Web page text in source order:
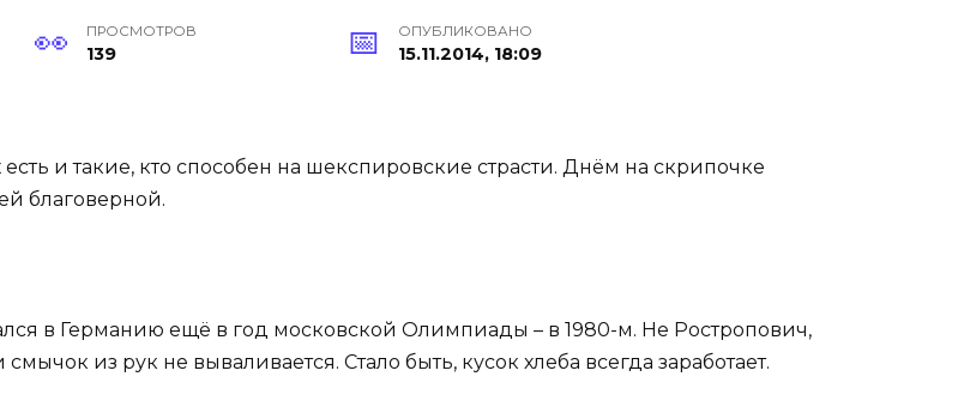
ПРОСМОТРОВ
139
ОПУБЛИКОВАНО
15.11.2014, 18:09
и такие, кто способен на шекспировские страсти. Днём на скрипочке
благоверной.
в Германию ещё в год московской Олимпиады – в 1980-м. Не Ростропович,
из рук не вываливается. Стало быть, кусок хлеба всегда заработает.